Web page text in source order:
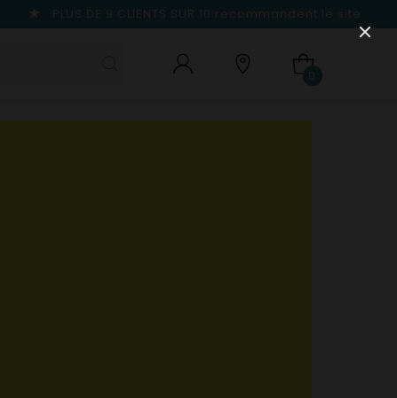
PLUS DE 9 CLIENTS SUR 10 recommandent le site
0